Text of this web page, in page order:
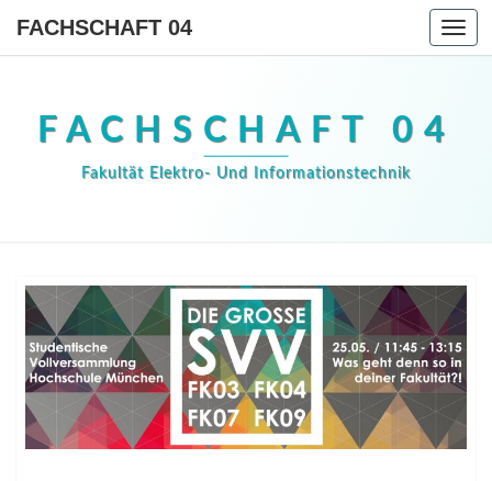
FACHSCHAFT 04
FACHSCHAFT 04
Fakultät Elektro- Und Informationstechnik